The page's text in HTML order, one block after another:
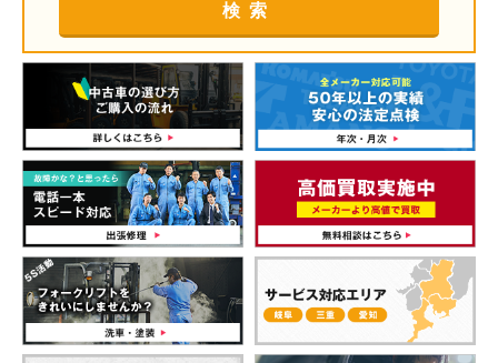
検索